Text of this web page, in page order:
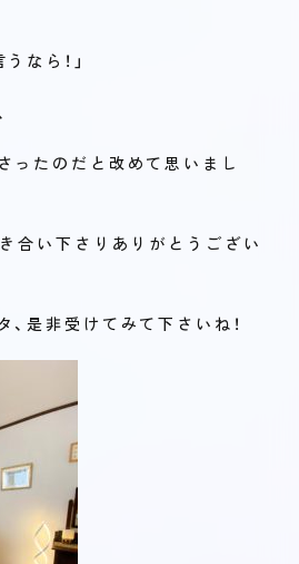
なら！」
ったのだと改めて思いまし
合い下さりありがとうござい
是非受けてみて下さいね！